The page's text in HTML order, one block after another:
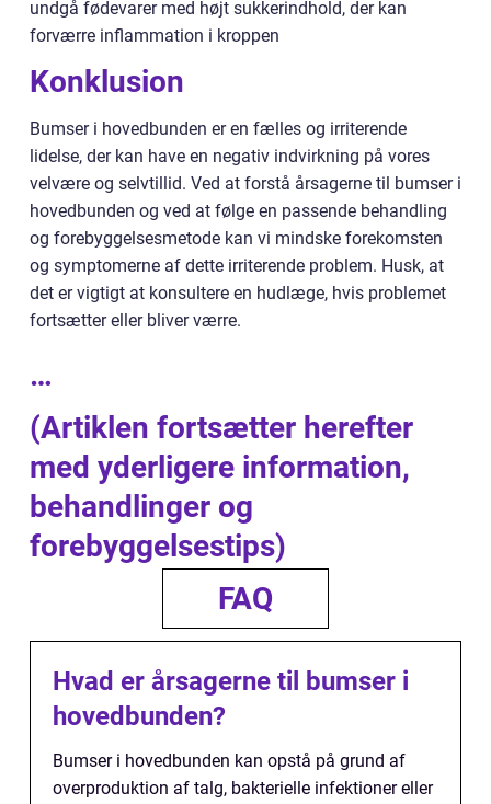
undgå fødevarer med højt sukkerindhold, der kan
forværre inflammation i kroppen
Konklusion
Bumser i hovedbunden er en fælles og irriterende
lidelse, der kan have en negativ indvirkning på vores
velvære og selvtillid. Ved at forstå årsagerne til bumser i
hovedbunden og ved at følge en passende behandling
og forebyggelsesmetode kan vi mindske forekomsten
og symptomerne af dette irriterende problem. Husk, at
det er vigtigt at konsultere en hudlæge, hvis problemet
fortsætter eller bliver værre.
…
(Artiklen fortsætter herefter
med yderligere information,
behandlinger og
forebyggelsestips)
FAQ
Hvad er årsagerne til bumser i
hovedbunden?
Bumser i hovedbunden kan opstå på grund af
overproduktion af talg, bakterielle infektioner eller